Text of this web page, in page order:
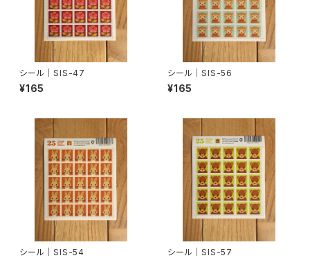
シール｜SIS-47
¥165
シール｜SIS-56
¥165
シール｜SIS-54 シール｜SIS-57